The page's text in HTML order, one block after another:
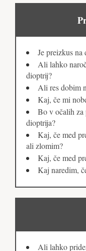
Je preizkus na
Ali lahko
dioptrij?
Ali res dobim
Kaj, če mi
Bo v očalih za
dioptrija?
Kaj, če med
ali zlomim?
Kaj, če med
Kaj naredim,
Ali lahko